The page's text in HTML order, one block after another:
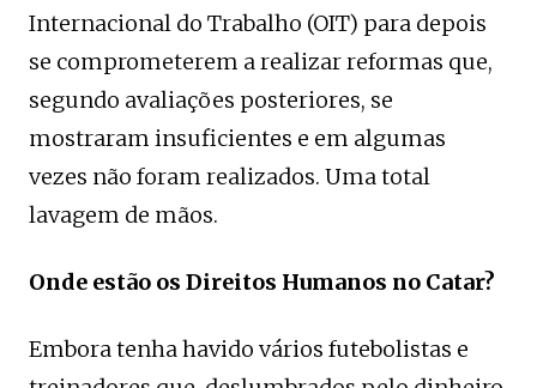
Internacional do Trabalho (OIT) para depois
se comprometerem a realizar reformas que,
segundo avaliações posteriores, se
mostraram insuficientes e em algumas
vezes não foram realizados. Uma total
lavagem de mãos.
Onde estão os Direitos Humanos no Catar?
Embora tenha havido vários futebolistas e